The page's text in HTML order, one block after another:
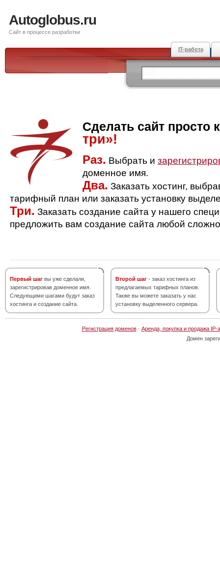
Autoglobus.ru
Сайт в процессе разработки
IT-работа
Сделать сайт просто
три»!
Раз. Выбрать и
доменное имя.
Два. Заказать хостинг,
тарифный план или заказать установку
Три. Заказать создание сайта у нашего
предложить вам создание сайта любой
Первый шаг вы уже сделали,
зарегистрировав доменное имя.
Следующими шагами будут заказ
хостинга и создание сайта.
Второй шаг - заказ хостинга из
предлагаемых тарифных планов.
Также вы можете заказать у нас
установку выделенного сервера.
Регистрация доменов· Аренда, покупка и продажа IP-
Домен